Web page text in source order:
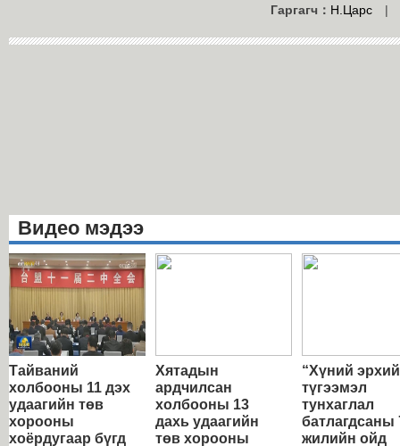
Гаргагч： Н.Царс |
Видео мэдээ
Тайваний
холбооны 11 дэх
удаагийн төв
хорооны
хоёрдугаар бүгд
Хятадын
ардчилсан
холбооны 13
дахь удаагийн
төв хорооны
“Хүний
түгээмэл
тунхаглал
батлагдсаны
жилийн ойд